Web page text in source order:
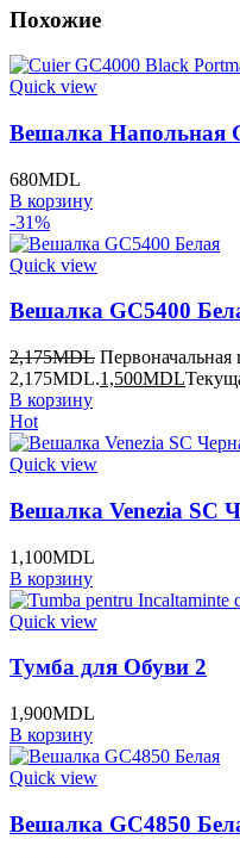
Похожие
Quick view
Вешалка Напольная
680MDL
В корзину
-31%
Quick view
Вешалка GC5400
2,175MDL Первоначальная
2,175MDL.1,500MDL
В корзину
Hot
Quick view
Вешалка Venezia SC
1,100MDL
В корзину
Quick view
Тумба для Обуви 2
1,900MDL
В корзину
Quick view
Вешалка GC4850